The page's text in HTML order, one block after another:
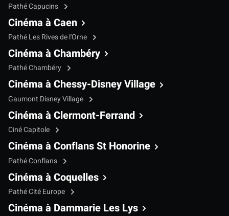
Pathé Capucins
Cinéma à Caen
Pathé Les Rives de l'Orne
Cinéma à Chambéry
Pathé Chambéry
Cinéma à Chessy-Disney Village
Gaumont Disney Village
Cinéma à Clermont-Ferrand
Ciné Capitole
Cinéma à Conflans St Honorine
Pathé Conflans
Cinéma à Coquelles
Pathé Cité Europe
Cinéma à Dammarie Les Lys